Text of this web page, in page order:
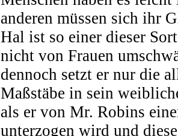
anderen müssen sich ihr
Hal ist so einer dieser
nicht von Frauen
dennoch setzt er nur die
Maßstäbe in sein
als er von Mr. Robins
unterzogen wird und